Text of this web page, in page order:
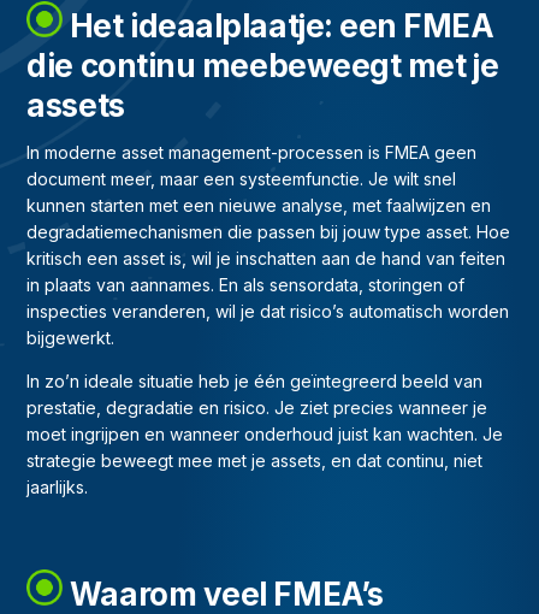
Het ideaalplaatje: een FMEA
die continu meebeweegt met je
assets
In moderne asset management-processen is FMEA geen
document meer, maar een systeemfunctie. Je wilt snel
kunnen starten met een nieuwe analyse, met faalwijzen en
degradatiemechanismen die passen bij jouw type asset. Hoe
kritisch een asset is, wil je inschatten aan de hand van feiten
in plaats van aannames. En als sensordata, storingen of
inspecties veranderen, wil je dat risico’s automatisch worden
bijgewerkt.
In zo’n ideale situatie heb je één geïntegreerd beeld van
prestatie, degradatie en risico. Je ziet precies wanneer je
moet ingrijpen en wanneer onderhoud juist kan wachten. Je
strategie beweegt mee met je assets, en dat continu, niet
jaarlijks.
Waarom veel FMEA’s